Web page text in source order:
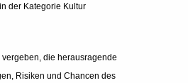
der Kategorie Kultur
die herausragende
Risiken und Chancen des